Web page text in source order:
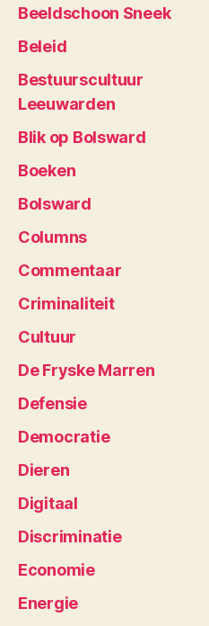
Beeldschoon Sneek
Beleid
Bestuurscultuur
Leeuwarden
Blik op Bolsward
Boeken
Bolsward
Columns
Commentaar
Criminaliteit
Cultuur
De Fryske Marren
Defensie
Democratie
Dieren
Digitaal
Discriminatie
Economie
Energie